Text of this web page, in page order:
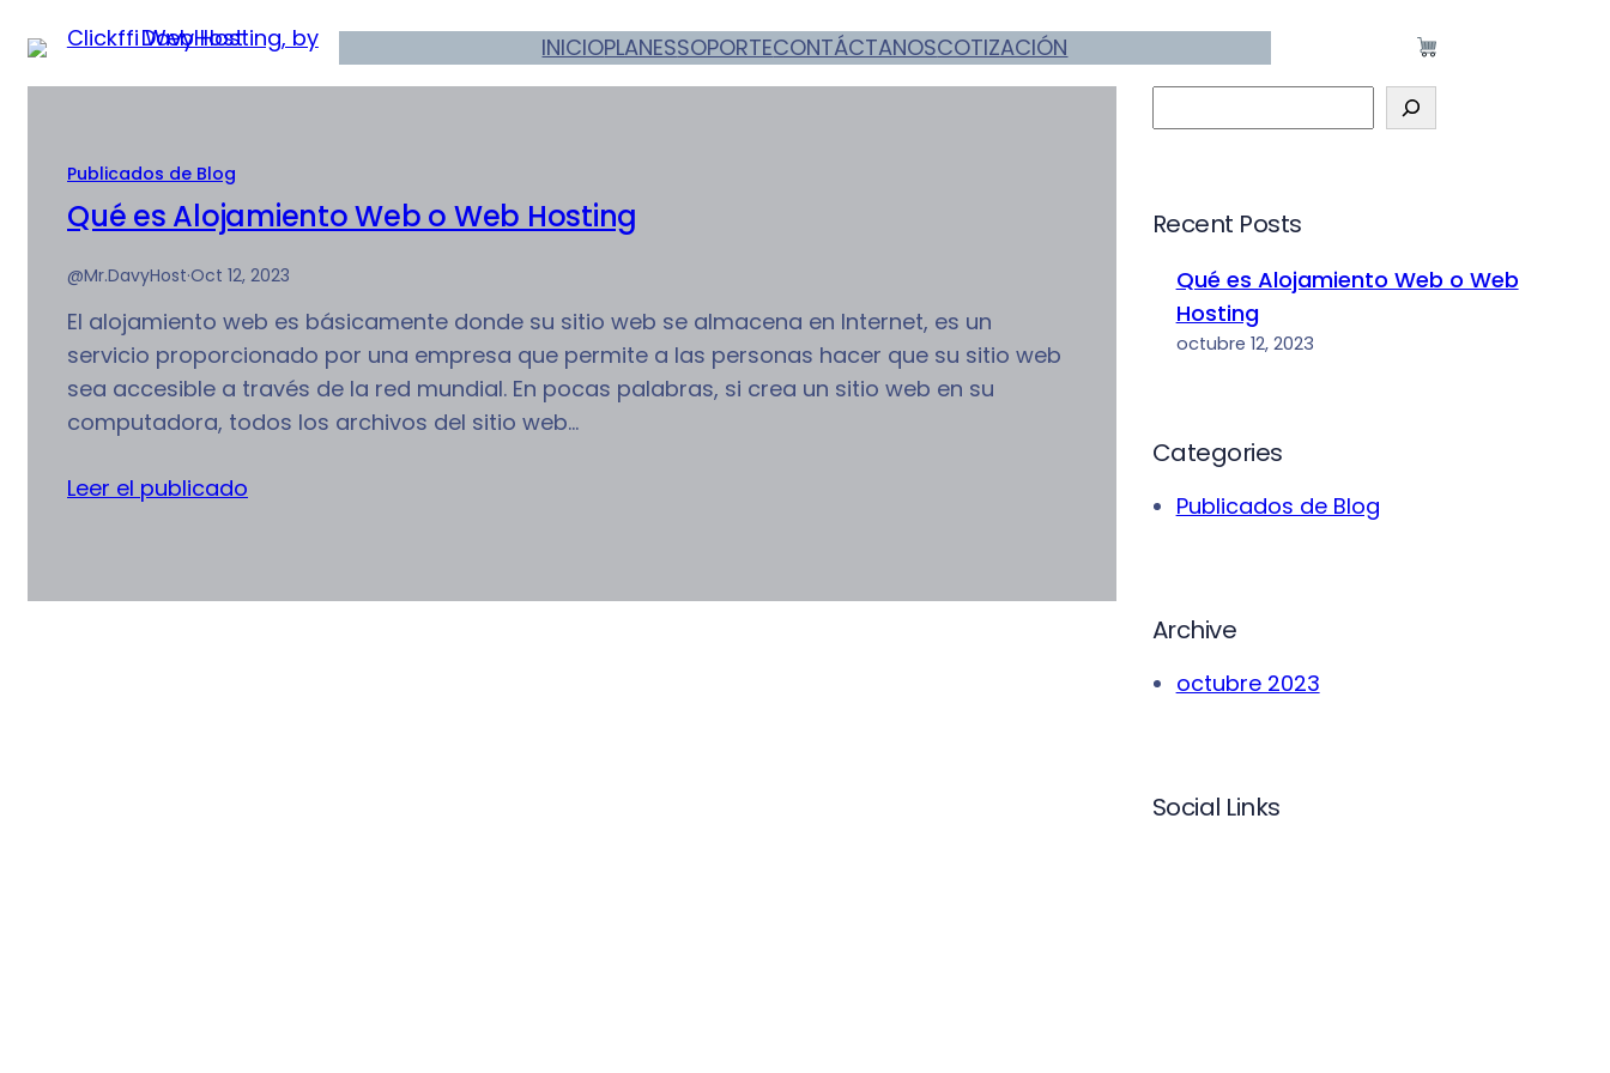
Saltar
contenido
INICIOPLANESSOPORTECONTÁCTANOSCOTIZACIÓN
Publicados de Blog
Qué es Alojamiento Web o Web Hosting
@Mr.DavyHost·Oct 12, 2023
El alojamiento web es básicamente donde su sitio web se almacena en Internet, es un
servicio proporcionado por una empresa que permite a las personas hacer que su sitio web
sea accesible a través de la red mundial. En pocas palabras, si crea un sitio web en su
computadora, todos los archivos del sitio web…
Leer el publicado
e
c
Recent Posts
Qué es Alojamiento Web o Web
Hosting
octubre 12, 2023
Categories
Publicados de Blog
Archive
octubre 2023
Social Links